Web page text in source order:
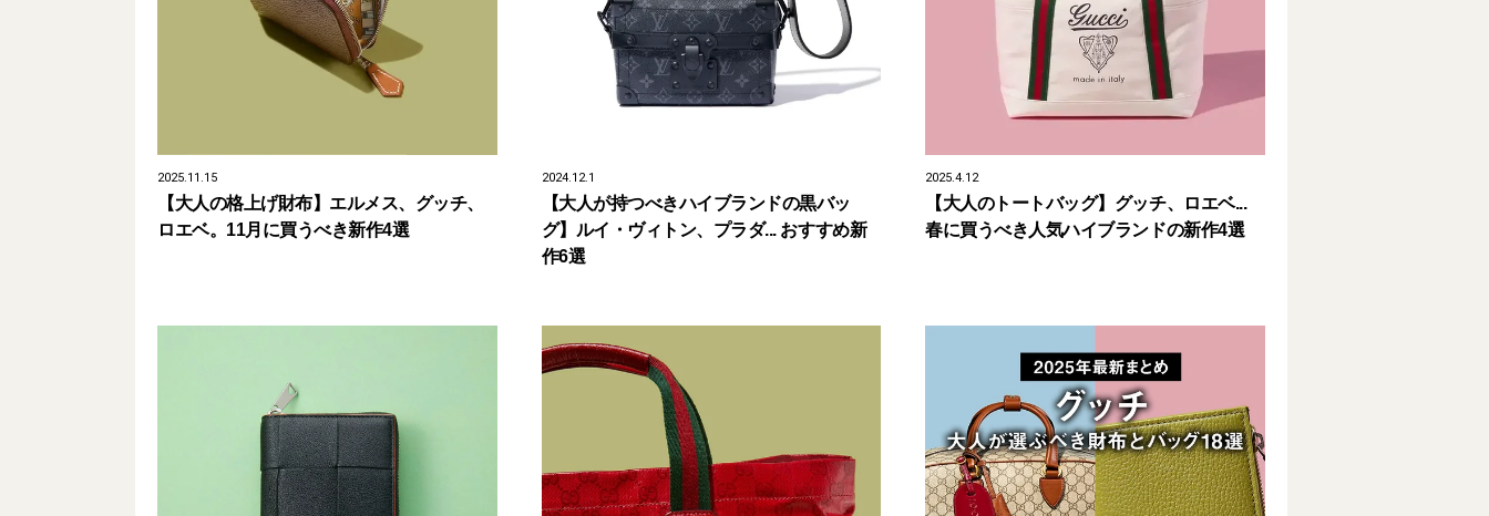
2025.11.15
【大人の格上げ財布】エルメス、グッチ、
ロエベ。11月に買うべき新作4選
2024.12.1
【大人が持つべきハイブランドの黒バッ
グ】ルイ・ヴィトン、プラダ... おすすめ新
作6選
2025.4.12
【大人のトートバッグ】グッチ、ロエベ...
春に買うべき人気ハイブランドの新作4選